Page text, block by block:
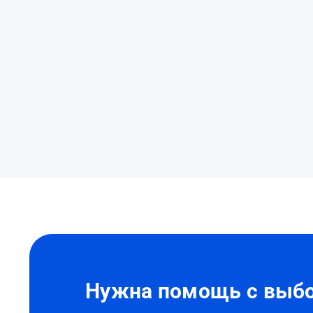
Нужна помощь с